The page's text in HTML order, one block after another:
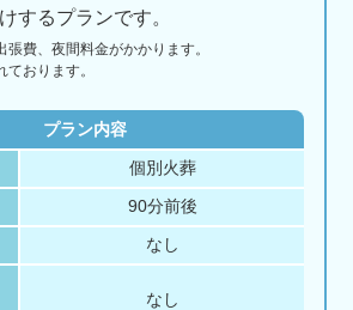
するプランです。
張費、夜間料金がかかります。
おります。
プラン内容
個別火葬
90分前後
なし
なし